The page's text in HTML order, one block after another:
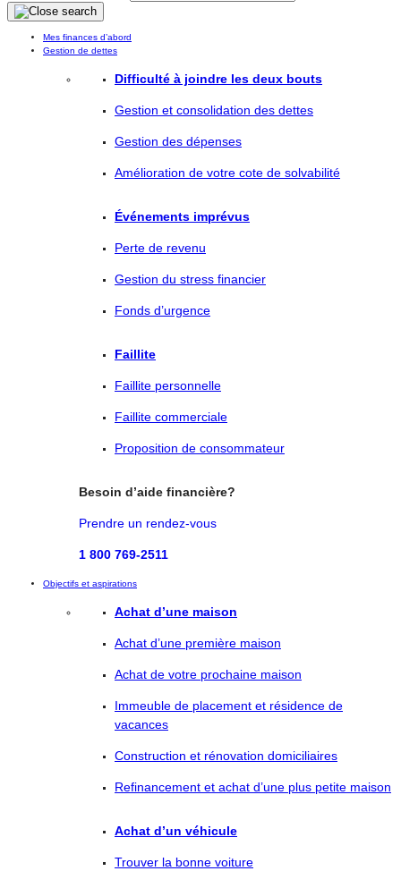
Mes finances d’abord
Gestion de dettes
Difficulté à joindre les deux bouts
Gestion et consolidation des dettes
Gestion des dépenses
Amélioration de votre cote de solvabilité
Événements imprévus
Perte de revenu
Gestion du stress financier
Fonds d’urgence
Faillite
Faillite personnelle
Faillite commerciale
Proposition de consommateur
Besoin d’aide financière?
Prendre un rendez-vous
1 800 769-2511
Objectifs et aspirations
Achat d’une maison
Achat d’une première maison
Achat de votre prochaine maison
Immeuble de placement et résidence de
vacances
Construction et rénovation domiciliaires
Refinancement et achat d’une plus petite maison
Achat d’un véhicule
Trouver la bonne voiture